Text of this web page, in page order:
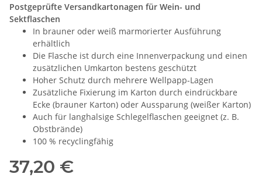
Postgeprüfte Versandkartonagen für Wein- und
Sektflaschen
In brauner oder weiß marmorierter Ausführung
erhältlich
Die Flasche ist durch eine Innenverpackung und einen
zusätzlichen Umkarton bestens geschützt
Hoher Schutz durch mehrere Wellpapp-Lagen
Zusätzliche Fixierung im Karton durch eindrückbare
Ecke (brauner Karton) oder Aussparung (weißer Karton)
Auch für langhalsige Schlegelflaschen geeignet (z. B.
Obstbrände)
100 % recyclingfähig
37,20 €